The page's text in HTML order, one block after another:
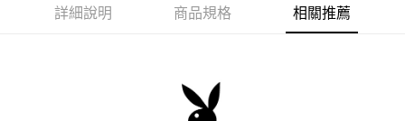
１．於結帳方式選擇「AFTEE先享後付」後，將跳轉至「AFTEE先享後付」
結帳頁面，進行簡訊認證並確認金額後，即可完成結帳。
※ 請注意：結帳手續完成當下不需立刻繳費，但若您需要取消訂單，請聯絡
購買商品的店家。未經商家同意取消之訂單仍視為有效，需透過AFTEE先享
每筆NT$80，滿NT$899(含以上)免運費
詳細說明 商品規格 相關推薦